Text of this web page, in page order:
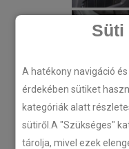
Süti
A hatékony navigáció
érdekében sütiket
kategóriák alatt
sütiről.A "Szükséges"
tárolja, mivel ezek